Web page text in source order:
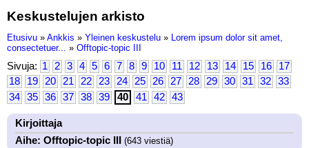
Keskustelujen arkisto
Etusivu » Ankkis » Yleinen keskustelu » Lorem ipsum dolor sit amet,
consectetuer... » Offtopic-topic III
Sivuja: 1 2 3 4 5 6 7 8 9 10 11 12 13 14 15 16
17
18
19 20 21 22 23 24 25 26 27 28 29 30 31 32
33
34
35 36 37 38 39 40 41 42 43
Kirjoittaja
Aihe: Offtopic-topic III
(643 viestiä)